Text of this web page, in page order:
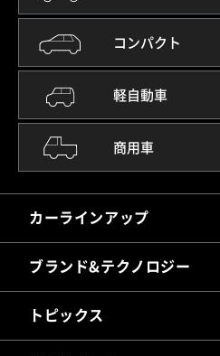
コンパクト
軽自動車
商用車
カーラインアップ
ブランド&テクノロジー
トピックス